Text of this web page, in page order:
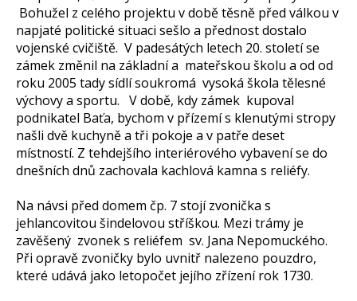
Bohužel z celého projektu v době těsně před válkou v
napjaté politické situaci sešlo a přednost dostalo
vojenské cvičiště. V padesátých letech 20. století se
zámek změnil na základní a mateřskou školu a od od
roku 2005 tady sídlí soukromá vysoká škola tělesné
výchovy a sportu. V době, kdy zámek kupoval
podnikatel Baťa, bychom v přízemí s klenutými stropy
našli dvě kuchyně a tři pokoje a v patře deset
místností. Z tehdejšího interiérového vybavení se do
dnešních dnů zachovala kachlová kamna s reliéfy.
Na návsi před domem čp. 7 stojí zvonička s
jehlancovitou šindelovou stříškou. Mezi trámy je
zavěšený zvonek s reliéfem sv. Jana Nepomuckého.
Při opravě zvoničky bylo uvnitř nalezeno pouzdro,
které udává jako letopočet jejího zřízení rok 1730.